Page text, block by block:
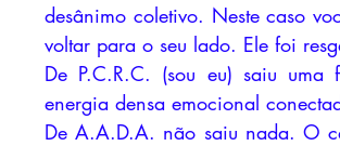
desânimo coletivo. Neste caso
voltar para o seu lado. Ele foi
De P.C.R.C. (sou eu) saiu
energia densa emocional
De A.A.D.A. não saiu nada. O